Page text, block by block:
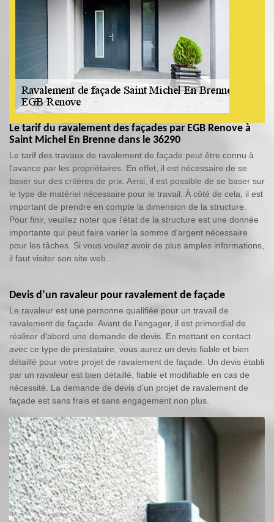
Le tarif du ravalement des façades par EGB Renove à
Saint Michel En Brenne dans le 36290
Le tarif des travaux de ravalement de façade peut être connu à
l'avance par les propriétaires. En effet, il est nécessaire de se
baser sur des critères de prix. Ainsi, il est possible de se baser sur
le type de matériel nécessaire pour le travail. À côté de cela, il est
important de prendre en compte la dimension de la structure.
Pour finir, veuillez noter que l'état de la structure est une donnée
importante qui peut faire varier la somme d'argent nécessaire
pour les tâches. Si vous voulez avoir de plus amples informations,
il faut visiter son site web.
Devis d’un ravaleur pour ravalement de façade
Le ravaleur est une personne qualifiée pour un travail de
ravalement de façade. Avant de l’engager, il est primordial de
réaliser d’abord une demande de devis. En mettant en contact
avec ce type de prestataire, vous aurez un devis fiable et bien
détaillé pour votre projet de ravalement de façade. Un devis établi
par un ravaleur est bien détaillé, fiable et modifiable en cas de
nécessité. La demande de devis d’un projet de ravalement de
façade est sans frais et sans engagement non plus.